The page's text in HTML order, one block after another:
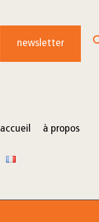
newsletter
accueil à propos